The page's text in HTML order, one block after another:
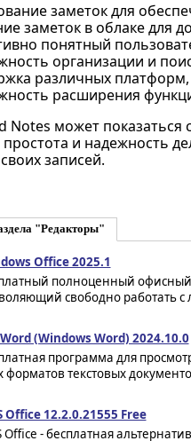
заметок для
заметок в облаке для
понятный
организации и
различных
расширения
Notes может
и надежность
записей.
"Редакторы"
Office 2025.1
полноценный офисный
свободно работать
(Windows Word) 2024.10.0
программа для
форматов текстовых
Office 12.2.0.21555 Free
Office - бесплатная